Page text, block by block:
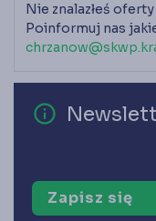
Nie znalazłeś
Poinformuj nas
error_outline
Zapisz się